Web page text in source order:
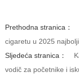
Prethodna stranica：
cigaretu u 2025
Sljedeća stranica：
vodič za početnike i